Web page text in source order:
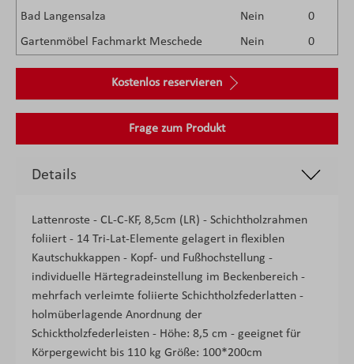
Bad Langensalza
Nein
0
Gartenmöbel Fachmarkt Meschede
Nein 0
Kostenlos reservieren
Frage zum Produkt
Details
Lattenroste - CL-C-KF, 8,5cm (LR) - Schichtholzrahmen
foliiert - 14 Tri-Lat-Elemente gelagert in flexiblen
Kautschukkappen - Kopf- und Fußhochstellung -
individuelle Härtegradeinstellung im Beckenbereich -
mehrfach verleimte foliierte Schichtholzfederlatten -
holmüberlagende Anordnung der
Schicktholzfederleisten - Höhe: 8,5 cm - geeignet für
Körpergewicht bis 110 kg Größe: 100*200cm